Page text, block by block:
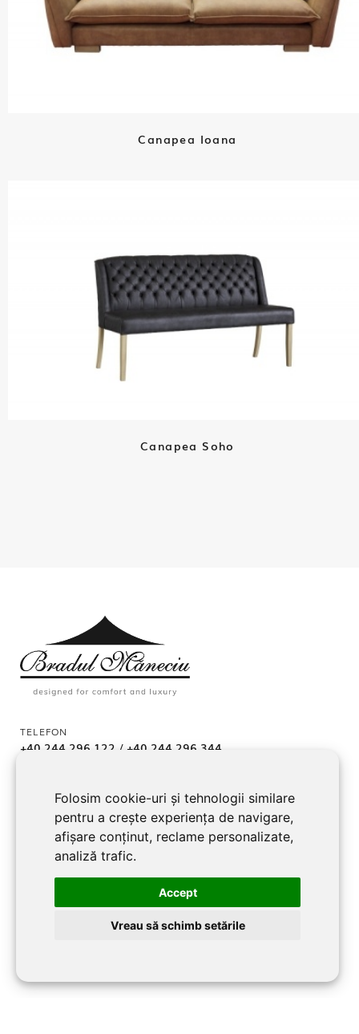
Folosim cookie-uri și tehnologii similare
pentru a crește experiența de navigare,
afișare conținut, reclame personalizate,
analiză trafic.
Accept
Vreau să schimb setările
Canapea Ioana
Canapea Soho
TELEFON
+40 244 296 122 / +40 244 296 344
E-MAIL
office@bradul-maneciu.ro
ADRESA
jud. Prahova, Localitate Măneciu-Pământeni 107362